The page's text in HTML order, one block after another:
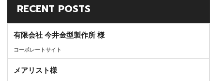
RECENT POSTS
有限会社 今井金型製作所 様
コーポレートサイト
メアリスト様